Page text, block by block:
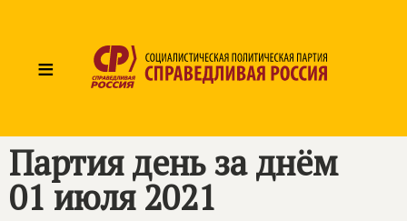
≡
Партия день за днём
01 июля 2021